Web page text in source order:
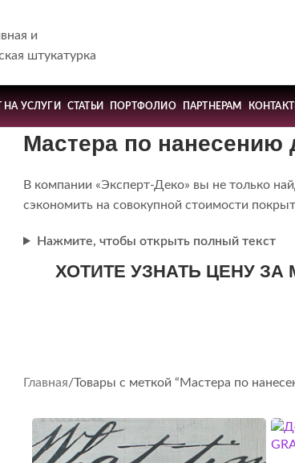
и
штукатурка
НА УСЛУГИ СТАТЬИ ПОРТФОЛИО ПАРТНЕРАМ
Мастера по нанесению
В компании «Эксперт-Деко» вы не только
сэкономить на совокупной стоимости
Нажмите, чтобы открыть полный текст
ХОТИТЕ УЗНАТЬ ЦЕНУ
Главная Товары с меткой “Мастера по